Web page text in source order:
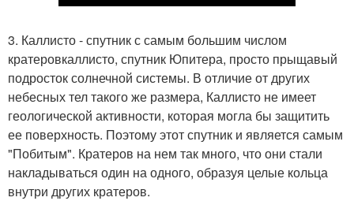
3. Каллисто - спутник с самым большим числом
кратеровкаллисто, спутник Юпитера, просто прыщавый
подросток солнечной системы. В отличие от других
небесных тел такого же размера, Каллисто не имеет
геологической активности, которая могла бы защитить
ее поверхность. Поэтому этот спутник и является самым
"Побитым". Кратеров на нем так много, что они стали
накладываться один на одного, образуя целые кольца
внутри других кратеров.